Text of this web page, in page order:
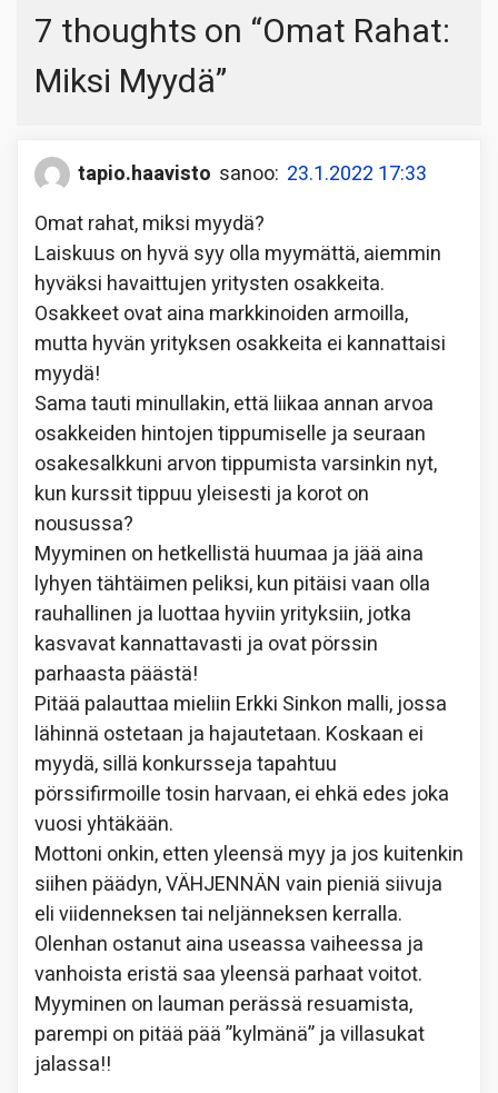
7 thoughts on “Omat Rahat:
Miksi Myydä”
tapio.haavisto sanoo: 23.1.2022 17:33
Omat rahat, miksi myydä?
Laiskuus on hyvä syy olla myymättä, aiemmin
hyväksi havaittujen yritysten osakkeita.
Osakkeet ovat aina markkinoiden armoilla,
mutta hyvän yrityksen osakkeita ei kannattaisi
myydä!
Sama tauti minullakin, että liikaa annan arvoa
osakkeiden hintojen tippumiselle ja seuraan
osakesalkkuni arvon tippumista varsinkin nyt,
kun kurssit tippuu yleisesti ja korot on
nousussa?
Myyminen on hetkellistä huumaa ja jää aina
lyhyen tähtäimen peliksi, kun pitäisi vaan olla
rauhallinen ja luottaa hyviin yrityksiin, jotka
kasvavat kannattavasti ja ovat pörssin
parhaasta päästä!
Pitää palauttaa mieliin Erkki Sinkon malli, jossa
lähinnä ostetaan ja hajautetaan. Koskaan ei
myydä, sillä konkursseja tapahtuu
pörssifirmoille tosin harvaan, ei ehkä edes joka
vuosi yhtäkään.
Mottoni onkin, etten yleensä myy ja jos kuitenkin
siihen päädyn, VÄHJENNÄN vain pieniä siivuja
eli viidenneksen tai neljänneksen kerralla.
Olenhan ostanut aina useassa vaiheessa ja
vanhoista eristä saa yleensä parhaat voitot.
Myyminen on lauman perässä resuamista,
parempi on pitää pää ”kylmänä” ja villasukat
jalassa!!